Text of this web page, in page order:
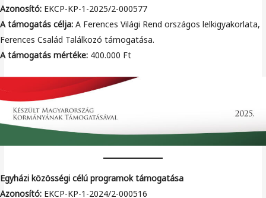
Azonosító: EKCP-KP-1-2025/2-000577
A támogatás célja: A Ferences Világi Rend országos lelkigyakorlata,
Ferences Család Találkozó támogatása.
A támogatás mértéke: 400.000 Ft
Egyházi közösségi célú programok támogatása
Azonosító: EKCP-KP-1-2024/2-000516